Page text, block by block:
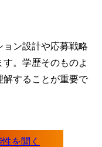
ン設計や応募戦略
。学歴そのものよ
解することが重要で